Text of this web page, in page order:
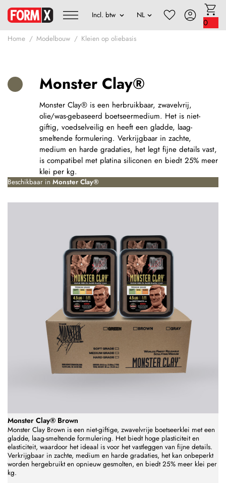
0
Home Modelbouw Kleien op oliebasis
Monster Clay®
Monster Clay® is een herbruikbaar, zwavelvrij,
olie/was-gebaseerd boetseermedium. Het is niet-
giftig, voedselveilig en heeft een gladde, laag-
smeltende formulering. Verkrijgbaar in zachte,
medium en harde gradaties, het legt fijne details vast,
is compatibel met platina siliconen en biedt 25% meer
klei per kg.
Beschikbaar in Monster Clay®
Monster Clay® Brown
Monster Clay Brown is een niet-giftige, zwavelvrije boetseerklei met een
gladde, laag-smeltende formulering. Het biedt hoge plasticiteit en
elasticiteit, waardoor het ideaal is voor het vastleggen van fijne details.
Verkrijgbaar in zachte, medium en harde gradaties, het kan onbeperkt
worden hergebruikt en opnieuw gesmolten, en biedt 25% meer klei per
kg.